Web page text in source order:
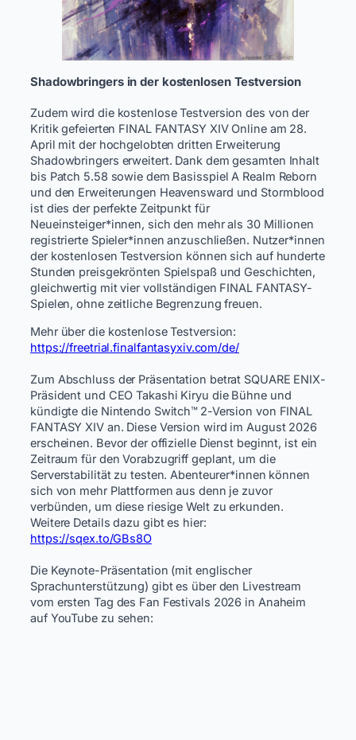
Shadowbringers in der kostenlosen Testversion
Zudem wird die kostenlose Testversion des von der
Kritik gefeierten FINAL FANTASY XIV Online am 28.
April mit der hochgelobten dritten Erweiterung
Shadowbringers erweitert. Dank dem gesamten Inhalt
bis Patch 5.58 sowie dem Basisspiel A Realm Reborn
und den Erweiterungen Heavensward und Stormblood
ist dies der perfekte Zeitpunkt für
Neueinsteiger*innen, sich den mehr als 30 Millionen
registrierte Spieler*innen anzuschließen. Nutzer*innen
der kostenlosen Testversion können sich auf hunderte
Stunden preisgekrönten Spielspaß und Geschichten,
gleichwertig mit vier vollständigen FINAL FANTASY-
Spielen, ohne zeitliche Begrenzung freuen.
Mehr über die kostenlose Testversion:
https://freetrial.finalfantasyxiv.com/de/​ ​
Zum Abschluss der Präsentation betrat SQUARE ENIX-
Präsident und CEO Takashi Kiryu die Bühne und
kündigte die Nintendo Switch™ 2-Version von FINAL
FANTASY XIV an. Diese Version wird im August 2026
erscheinen. Bevor der offizielle Dienst beginnt, ist ein
Zeitraum für den Vorabzugriff geplant, um die
Serverstabilität zu testen. Abenteurer*innen können
sich von mehr Plattformen aus denn je zuvor
verbünden, um diese riesige Welt zu erkunden.
Weitere Details dazu gibt es hier:
https://sqex.to/GBs8O​
Die Keynote-Präsentation (mit englischer
Sprachunterstützung) gibt es über den Livestream
vom ersten Tag des Fan Festivals 2026 in Anaheim
auf YouTube zu sehen: